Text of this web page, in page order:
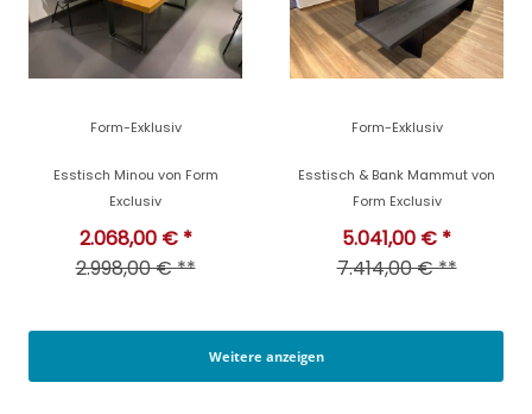
Form-Exklusiv
Esstisch Minou von Form
Exclusiv
2.068,00 € *
2.998,00 € **
Form-Exklusiv
Esstisch & Bank Mammut von
Form Exclusiv
5.041,00 € *
7.414,00 € **
Weitere anzeigen